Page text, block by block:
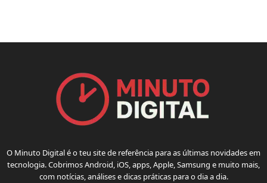
O Minuto Digital é o teu site de referência para as últimas novidades em
tecnologia. Cobrimos Android, iOS, apps, Apple, Samsung e muito mais,
com notícias, análises e dicas práticas para o dia a dia.